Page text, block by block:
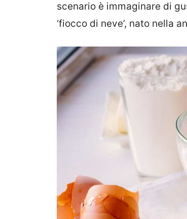
scenario è immaginare di
‘fiocco di neve’, nato nella